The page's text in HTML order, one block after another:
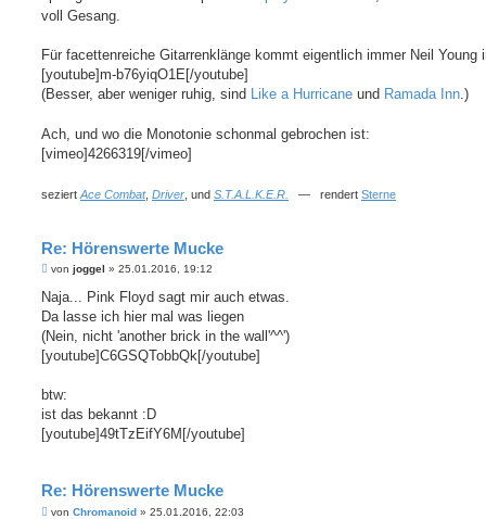
voll Gesang.
Für facettenreiche Gitarrenklänge kommt eigentlich immer Neil Young
[youtube]m-b76yiqO1E[/youtube]
(Besser, aber weniger ruhig, sind Like a Hurricane und Ramada Inn.)
Ach, und wo die Monotonie schonmal gebrochen ist:
[vimeo]4266319[/vimeo]
seziert Ace Combat, Driver , und S.T.A.L.K.E.R. — rendert Sterne
Re: Hörenswerte Mucke
B
i
r
a
von joggel » 25.01.2016, 19:12
Naja... Pink Floyd sagt mir auch etwas.
Da lasse ich hier mal was liegen
(Nein, nicht 'another brick in the wall'^^')
[youtube]C6GSQTobbQk[/youtube]
btw:
ist das bekannt :D
[youtube]49tTzEifY6M[/youtube]
Re: Hörenswerte Mucke
Bvon Chromanoid » 25.01.2016, 22:03